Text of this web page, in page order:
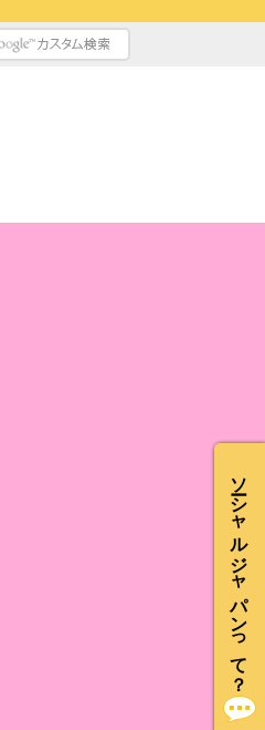
ソーシャルジャパンって？